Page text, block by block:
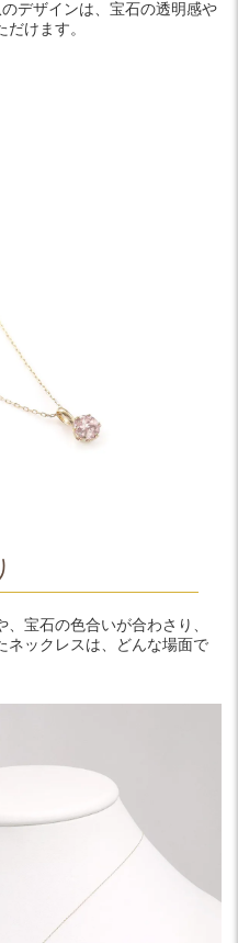
デザインは、宝石の透明感や
けます。
宝石の色合いが合わさり、
ネックレスは、どんな場面で